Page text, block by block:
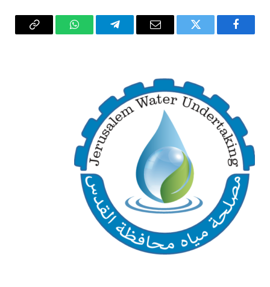
فيسبوك تويتر
البريد
تيلقرام واتساب Copy